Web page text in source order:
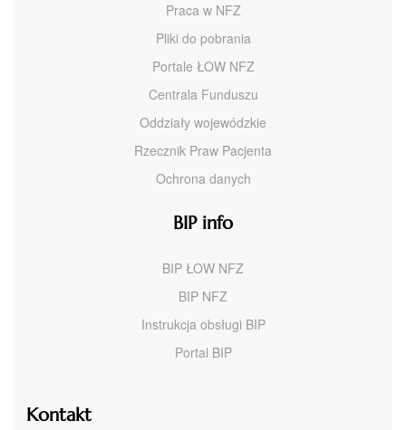
Praca w NFZ
Pliki do pobrania
Portale ŁOW NFZ
Centrala Funduszu
Oddziały wojewódzkie
Rzecznik Praw Pacjenta
Ochrona danych
BIP info
BIP ŁOW NFZ
BIP NFZ
Instrukcja obsługi BIP
Portal BIP
Kontakt